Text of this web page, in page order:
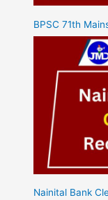
BPSC 71th
Nainital Bank